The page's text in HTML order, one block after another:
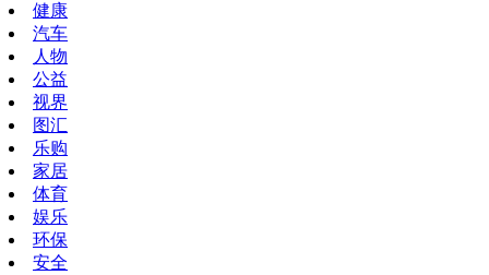
健康
汽车
人物
公益
视界
图汇
乐购
家居
体育
娱乐
环保
安全